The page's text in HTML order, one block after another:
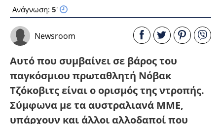
Ανάγνωση: 5'
Newsroom
Αυτό που συμβαίνει σε βάρος του
παγκόσμιου πρωταθλητή Νόβακ
Τζόκοβιτς είναι ο ορισμός της ντροπής.
Σύμφωνα με τα αυστραλιανά ΜΜΕ,
υπάρχουν και άλλοι αλλοδαποί που